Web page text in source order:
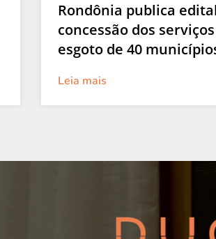
Rondônia publica
concessão dos
esgoto de 40
Leia mais